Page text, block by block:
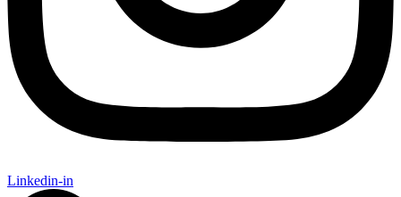
Linkedin-in